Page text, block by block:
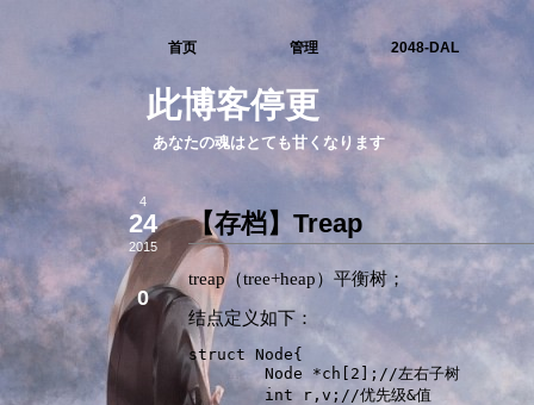
首页 管理 2048-DAL
此博客停更
あなたの魂はとても甘くなります
4
24
2015
0
【存档】Treap
treap（tree+heap）平衡树；
结点定义如下：
struct Node{
	Node *ch[2];//左右子树
	int r,v;//优先级&值